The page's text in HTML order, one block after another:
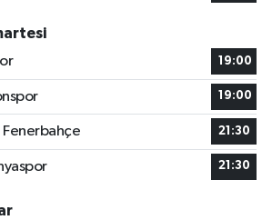
19:00
19:00
Fenerbahçe 21:30
21:30